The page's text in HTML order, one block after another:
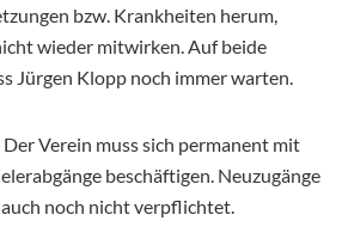
bzw. Krankheiten herum,
wieder mitwirken. Auf beide
Jürgen Klopp noch immer warten.
Verein muss sich permanent mit
beschäftigen. Neuzugänge
noch nicht verpflichtet.